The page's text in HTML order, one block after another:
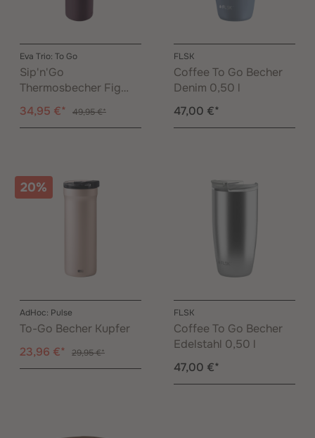
Eva Trio: To Go
Sip'n'Go
Thermosbecher Fig
Purple 0,90 l
34,95 €* 49,95 €*
FLSK
Coffee To Go Becher
Denim 0,50 l
47,00 €*
20%
AdHoc: Pulse
To-Go Becher Kupfer
23,96 €*
29,95 €*
FLSK
Coffee To Go Becher
Edelstahl 0,50 l
47,00 €*